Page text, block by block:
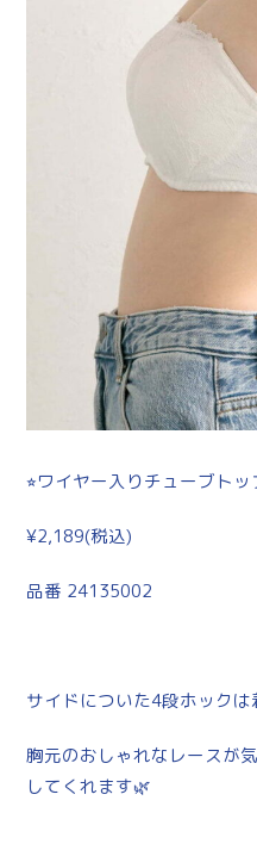
⭐︎ワイヤー入りチューブトッ
¥2,189(税込)
品番 24135002
サイドについた4段ホック
胸元のおしゃれなレースが
してくれます🌿